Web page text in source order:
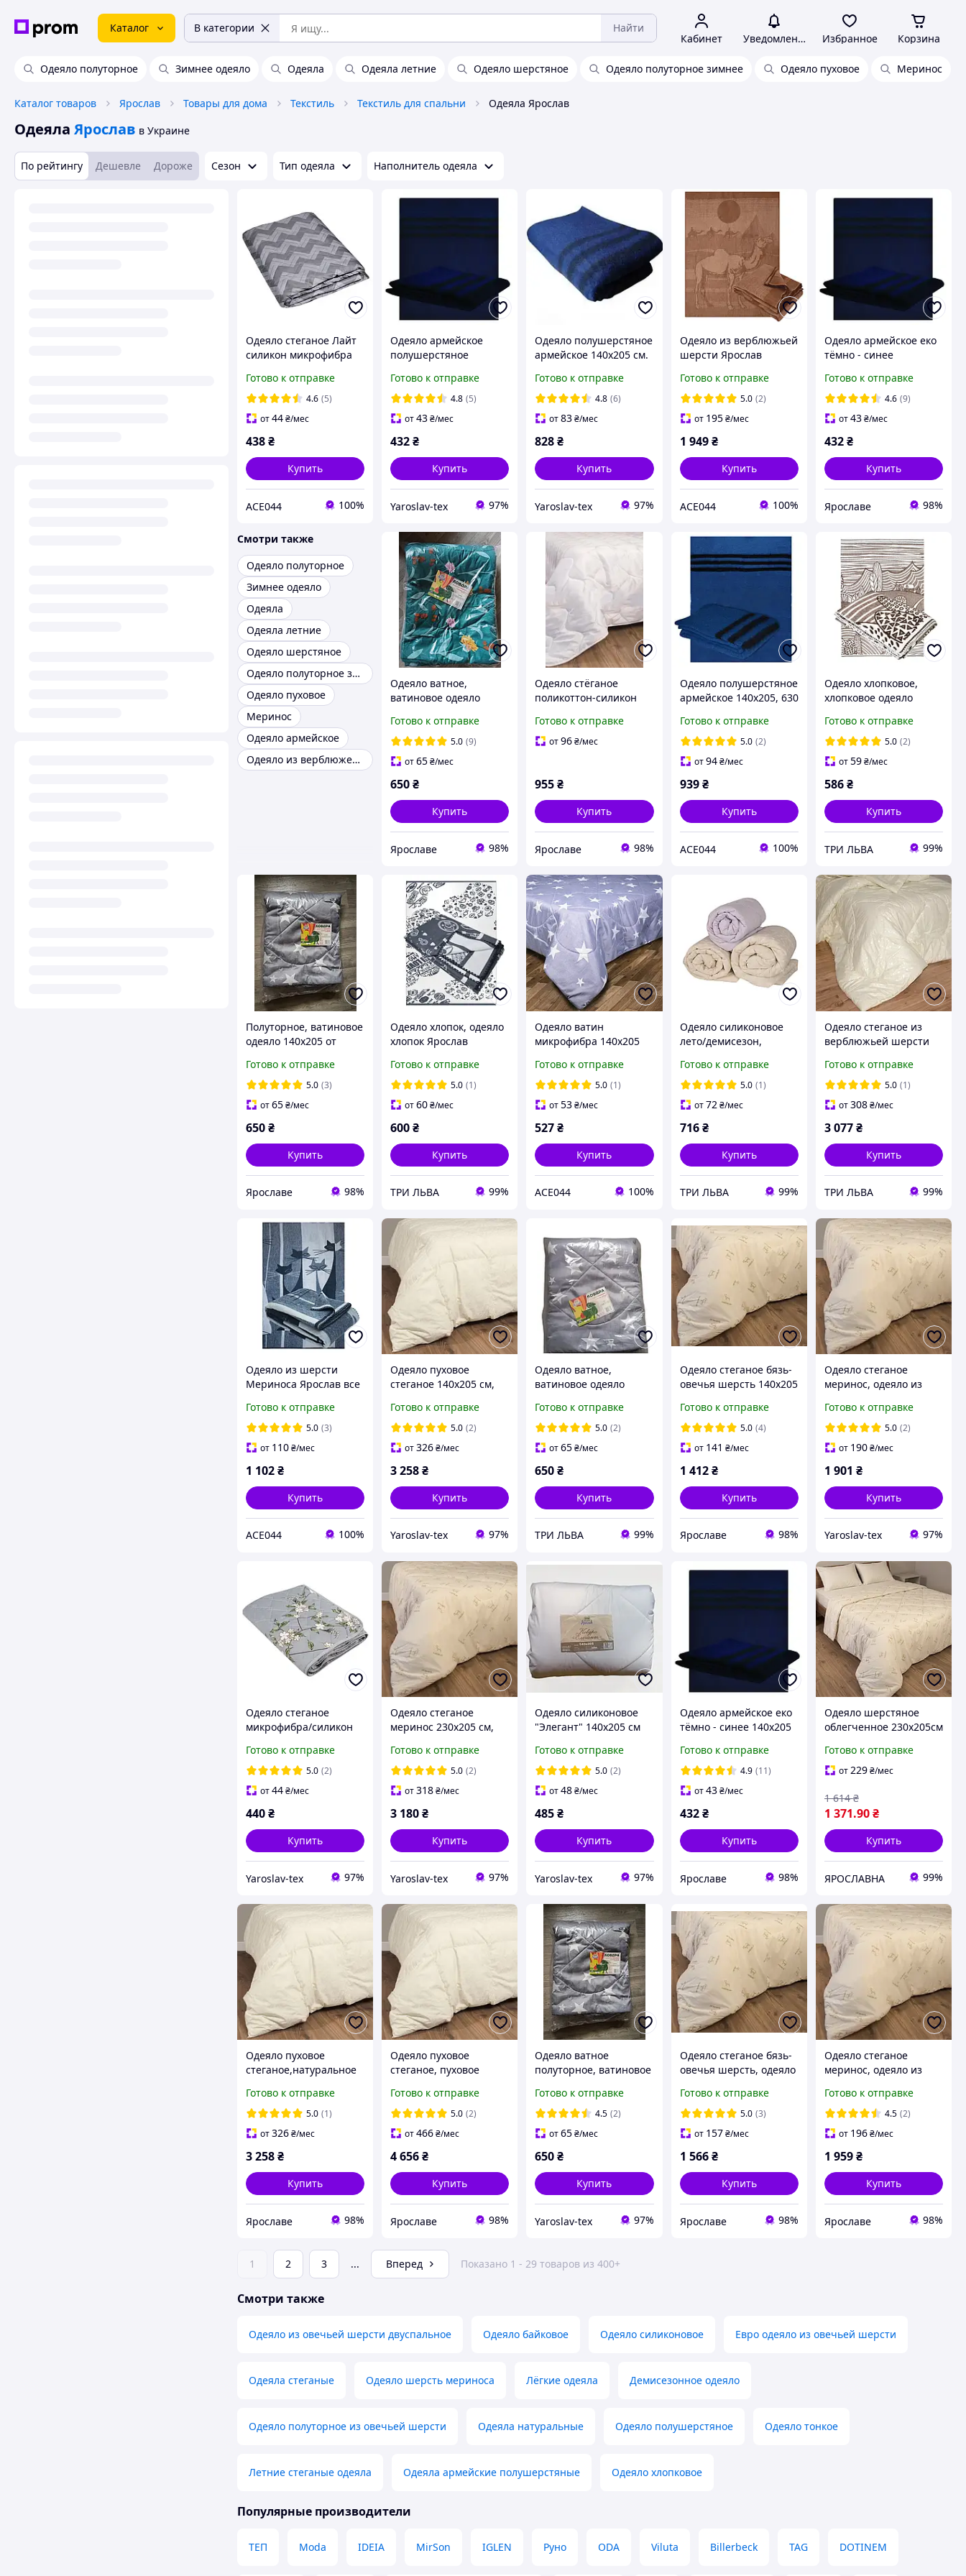
Каталог В категории Найти
Кабинет Уведомления Избранное Корзина
Одеяло полуторное Зимнее одеяло Одеяла Одеяла летние Одеяло шерстяное Одеяло полуторное зимнее Одеяло пуховое Меринос
Каталог товаров Ярослав Товары для дома Текстиль Текстиль для спальни Одеяла Ярослав
Одеяла Ярослав в Украине
По рейтингу Дешевле Дороже Сезон Тип одеяла Наполнитель одеяла
Одеяло стеганое Лайт
силикон микрофибра
ассортименте
Готово к отправке
4.6 (5)
от44₴/мес
438₴
Купить
ACE044 100%
Одеяло армейское
полушерстяное
производителя
Ярослав Украина
Готово к отправке
4.8 (5)
от43₴/мес
432₴
Купить
Yaroslav-tex 97%
Одеяло полушерстяное
армейское 140х205 см.
Ярослав
Готово к отправке
4.8 (6)
от83₴/мес
828₴
Купить
Yaroslav-tex 97%
Одеяло из верблюжьей
шерсти Ярослав
Готово к отправке
5.0 (2)
от 195 ₴/мес
1 949 ₴
Купить
ACE044 100%
Одеяло армейское еко
тёмно - синее
140х205 см. от
производителя
Ярослав Украина
Готово к отправке
4.6 (9)
от43₴/мес
432₴
Купить
Ярославе 98%
Смотри также
Одеяло полуторное
Зимнее одеяло
Одеяла
Одеяла летние
Одеяло шерстяное
Одеяло полуторное зимнее
Одеяло пуховое
Меринос
Одеяло армейское
Одеяло из верблюжей шерсти
Одеяло ватное,
ватиновое одеяло
производителя
Ярослав Украина
Готово к отправке
5.0 (9)
от65₴/мес
650₴
Купить
Ярославе 98%
Одеяло стёганое
поликоттон-силикон
производителя
Ярослав Украина
Готово к отправке
от96₴/мес
955₴
Купить
Ярославе 98%
Одеяло полушерстяное
армейское 140х205, 630
Готово к отправке
5.0 (2)
от94 ₴/мес
939 ₴
Купить
ACE044 100%
Одеяло хлопковое,
хлопковое одеяло
Готово к отправке
5.0 (2)
от59₴/мес
586₴
Купить
ТРИ ЛЬВА 99%
Полуторное, ватиновое
одеяло 140х205 от
Ярослав Украина
Готово к отправке
5.0 (3)
от65₴/мес
650₴
Купить
Ярославе 98%
Одеяло хлопок, одеяло
хлопок Ярослав
Готово к отправке
5.0 (1)
от60₴/мес
600₴
Купить
ТРИ ЛЬВА 99%
Одеяло ватин
микрофибра 140х205
ассортименте
Готово к отправке
5.0 (1)
от53₴/мес
527₴
Купить
ACE044 100%
Одеяло силиконовое
лето/демисезон,
Готово к отправке
5.0 (1)
от72 ₴/мес
716 ₴
Купить
ТРИ ЛЬВА 99%
Одеяло стеганое из
верблюжьей шерсти
Готово к отправке
5.0 (1)
от308₴/мес
3 077₴
Купить
ТРИ ЛЬВА 99%
Одеяло из шерсти
Мериноса Ярослав все
Готово к отправке
5.0 (3)
от 110₴/мес
1 102₴
Купить
ACE044 100%
Одеяло пуховое
стеганое 140х205 см,
тик/пух Ярослав
Готово к отправке
5.0 (2)
от326₴/мес
3 258₴
Купить
Yaroslav-tex 97%
Одеяло ватное,
ватиновое одеяло
Готово к отправке
5.0 (2)
от65₴/мес
650₴
Купить
ТРИ ЛЬВА 99%
Одеяло стеганое бязь-
овечья шерсть 140х205
шерстяное стёганое от
производителя
Ярослав
Готово к отправке
5.0 (4)
от 141 ₴/мес
1 412 ₴
Купить
Ярославе 98%
Одеяло стеганое
меринос, одеяло из
зимнее 140х205 от
производителя
Ярослав Украина
Готово к отправке
5.0 (2)
от 190₴/мес
1 901 ₴
Купить
Yaroslav-tex 97%
Одеяло стеганое
микрофибра/силикон
одеяло
Готово к отправке
5.0 (2)
от44₴/мес
440₴
Купить
Yaroslav-tex 97%
Одеяло стеганое
меринос 230х205 см,
мериноса зимнее
Ярослав
Готово к отправке
5.0 (2)
от318₴/мес
3 180₴
Купить
Yaroslav-tex 97%
Одеяло силиконовое
"Элегант" 140х205 см
Готово к отправке
5.0 (2)
от48₴/мес
485₴
Купить
Yaroslav-tex 97%
Одеяло армейское еко
тёмно - синее 140х205
Ярослав Украина
Готово к отправке
4.9 (11)
от43 ₴/мес
432 ₴
Купить
Ярославе 98%
Одеяло шерстяное
облегченное 230х205см
Готово к отправке
от229₴/мес
1 371.90₴
1 614 ₴
Купить
ЯРОСЛАВНА 99%
Одеяло пуховое
стеганое,натуральное
140х205 от
производителя
Ярослав Украина
Готово к отправке
5.0 (1)
от326₴/мес
3 258₴
Купить
Ярославе 98%
Одеяло пуховое
стеганое, пуховое
от производителя
Ярослав
Готово к отправке
5.0 (2)
от466₴/мес
4 656₴
Купить
Ярославе 98%
Одеяло ватное
полуторное, ватиновое
производителя
Ярослав Украина
Готово к отправке
4.5 (2)
от65₴/мес
650₴
Купить
Yaroslav-tex 97%
Одеяло стеганое бязь-
овечья шерсть, одеяло
170х205 от
производителя
Ярослав
Готово к отправке
5.0 (3)
от 157 ₴/мес
1 566 ₴
Купить
Ярославе 98%
Одеяло стеганое
меринос, одеяло из
зимнее 140х205 от
производитея Ярослав
Украина
Готово к отправке
4.5 (2)
от 196₴/мес
1 959₴
Купить
Ярославе 98%
1 2 3 ... Вперед Показано 1 - 29 товаров из 400+
Смотри также
Одеяло из овечьей шерсти двуспальное Одеяло байковое Одеяло силиконовое Евро одеяло из овечьей шерсти
Одеяла стеганые Одеяло шерсть мериноса Лёгкие одеяла Демисезонное одеяло
Одеяло полуторное из овечьей шерсти Одеяла натуральные Одеяло полушерстяное Одеяло тонкое
Летние стеганые одеяла Одеяла армейские полушерстяные Одеяло хлопковое
Популярные производители
ТЕП Moda IDEIA MirSon IGLEN Руно ODA Viluta Billerbeck TAG DOTINEM